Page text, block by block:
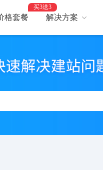
格套餐
买3送3
解决方案
智能建站，高效优化 助力